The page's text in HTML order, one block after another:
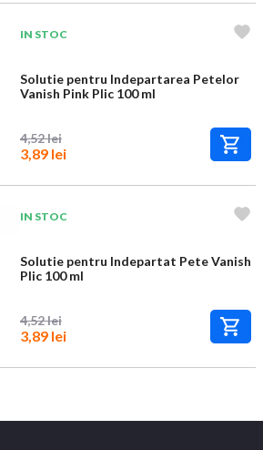
IN STOC
Solutie pentru Indepartarea Petelor
Vanish Pink Plic 100 ml
4,52 lei
3,89 lei
IN STOC
Solutie pentru Indepartat Pete Vanish
Plic 100 ml
4,52 lei
3,89 lei